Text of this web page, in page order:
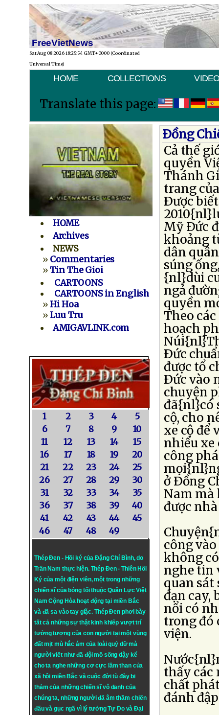
FreeVietNews
Sat Aug 08 2026 18:25:54 GMT+0000 (Coordinated
Universal Time)
HOME COLLECTIONS
Translate this page:
HOME
Archives
NEWS
» Commentaries
»Tin The Gioi
CARTOONS
CARTOONS in English
»Hi Hoa
»Luu Tru
AMIGAVLINK.com
1 2 3 4
5
6
7 8 9
10
11
12 13 14
15
16
17 18 19
20
21
22 23 24
25
26
27 28 29
30
31
32 33 34
35
36
37 38 39
40
41
42 43 44
45
46
47 48 49
Thép Đen - Hồi ký của Đặng Chí Bình, do
Trần Nam thực hiện. Thép Đen- Thiên Hồi
Ký của một điện viên, một trong những
chiến sĩ của bóng tối thuộc Quân Lực Việt
Nam Cộng Hòa hoạt động tại miền Bắc
và đã sa vào tay giặc. Thép Đen phơi bày
tất cả những sự thật kinh khiếp vượt trí
tưởng tượng của con người tại một vùng
đất mịt mù hắc ám của loài quỷ dữ mà
người viết như đã đội mồ sống dậy kể
cho ta nghe những cơ cực lầm than của
xã hội miền Bắc và cuộc đời tù đày bi
thảm của những chiến sĩ vô danh của
chúng ta, những người đã âm thầm chiến
đấu và gục ngã vì lý tưởngTự DovàĐại
Ðồng
Cả thế
quyền
Thánh
trang
Ðược
Mỹ Ðức
khoảng
dân
súng
{nl}dùi
ngả
quyền
Theo
hoạch
Ðức
được tổ
Ðức vào
chuyện
đã{nl}có
cộ, cho
xe cộ để
nhiều xe
công
ở Ðồng
Nam mà
được
công
không
nghe tin
quan sát
đạn cay,
nổi có
trong đó
viện.
thấy các
chất
đánh